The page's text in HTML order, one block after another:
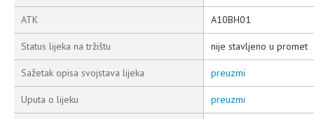
ATK A10BH01
Status lijeka na tržištu nije stavljeno u promet
Sažetak opisa svojstava lijeka preuzmi
Uputa o lijeku preuzmi